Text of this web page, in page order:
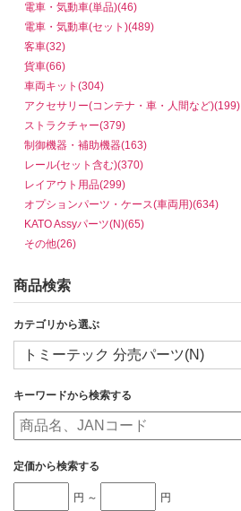
電車・気動車(単品)(46)
電車・気動車(セット)(489)
客車(32)
貨車(66)
車両キット(304)
アクセサリー(コンテナ・車・人間など)(199)
ストラクチャー(379)
制御機器・補助機器(163)
レール(セット含む)(370)
レイアウト用品(299)
オプションパーツ・ケース(車両用)(634)
KATO Assyパーツ(N)(65)
その他(26)
商品検索
カテゴリから選ぶ
キーワードから検索する
定価から検索する
円 ～ 円